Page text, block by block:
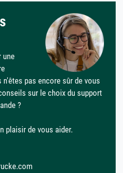
une
pas encore sûr de vous
sur le choix du support
?
plaisir de vous aider.